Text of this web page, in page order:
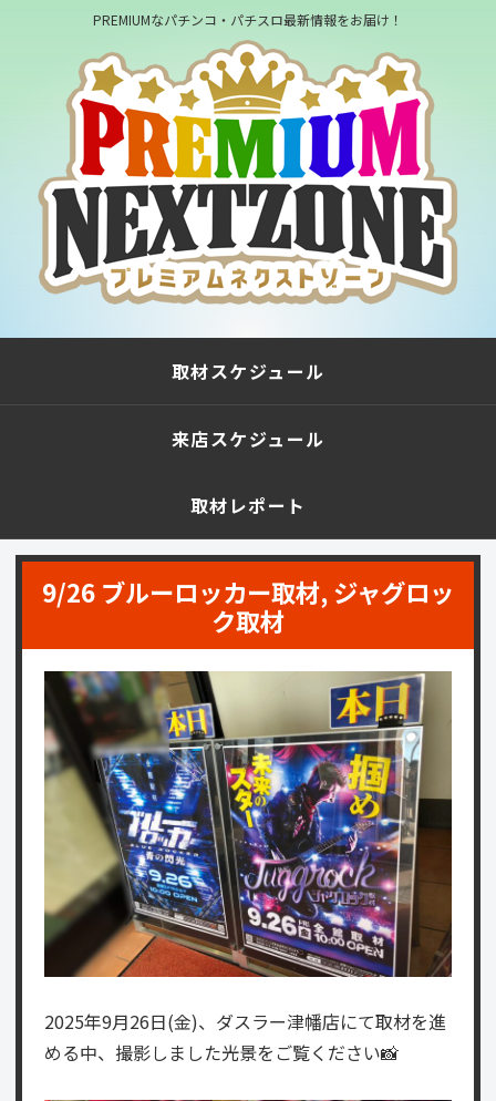
PREMIUMなパチンコ・パチスロ最新情報をお届け！
取材スケジュール
来店スケジュール
取材レポート
9/26 ブルーロッカー取材, ジャグロッ
ク取材
2025年9月26日(金)、ダスラー津幡店にて取材を進
める中、撮影しました光景をご覧ください📸